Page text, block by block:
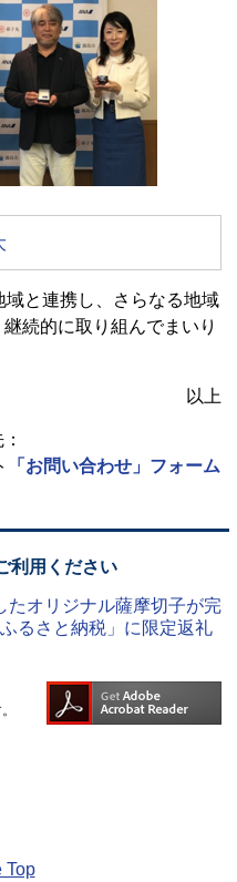
と連携し、さらなる地域
続的に取り組んでまいり
以上
「お問い合わせ」フォーム
利用ください
たオリジナル薩摩切子が完
るさと納税」に限定返礼
Top